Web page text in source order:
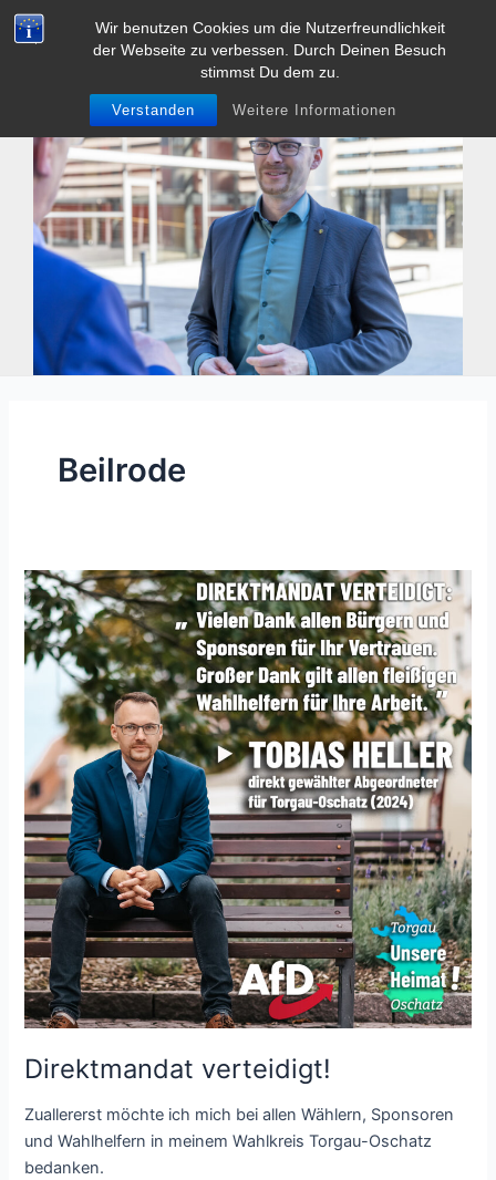
Wir benutzen Cookies um die Nutzerfreundlichkeit
der Webseite zu verbessen. Durch Deinen Besuch
stimmst Du dem zu.
Verstanden Weitere Informationen
Zum
Inhalt
Tobias Heller
Main
Beilrode
Direktmandat verteidigt!
Zuallererst möchte ich mich bei allen Wählern, Sponsoren
und Wahlhelfern in meinem Wahlkreis Torgau-Oschatz
bedanken.